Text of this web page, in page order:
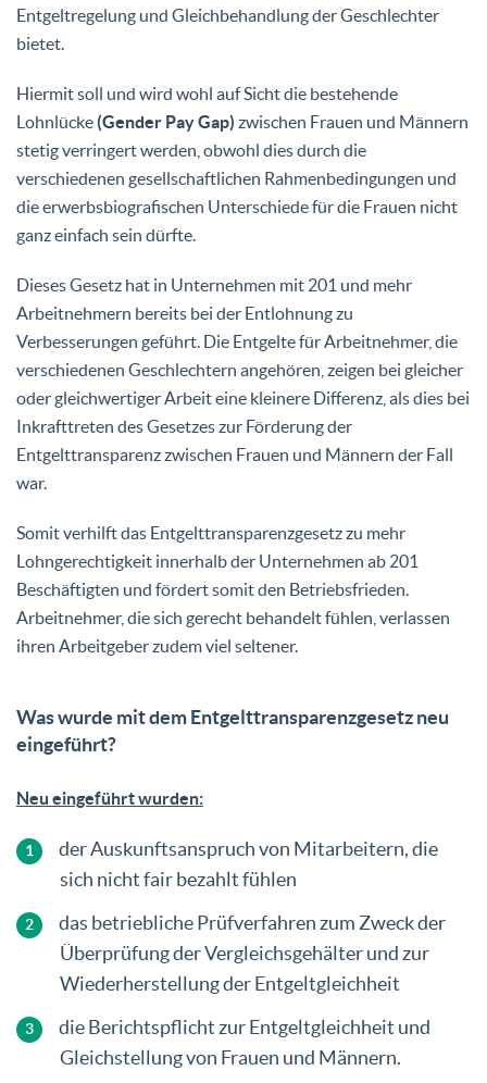
Entgeltregelung und Gleichbehandlung der Geschlechter
bietet.
Hiermit soll und wird wohl auf Sicht die bestehende
Lohnlücke (Gender Pay Gap) zwischen Frauen und Männern
stetig verringert werden, obwohl dies durch die
verschiedenen gesellschaftlichen Rahmenbedingungen und
die erwerbsbiografischen Unterschiede für die Frauen nicht
ganz einfach sein dürfte.
Dieses Gesetz hat in Unternehmen mit 201 und mehr
Arbeitnehmern bereits bei der Entlohnung zu
Verbesserungen geführt. Die Entgelte für Arbeitnehmer, die
verschiedenen Geschlechtern angehören, zeigen bei gleicher
oder gleichwertiger Arbeit eine kleinere Differenz, als dies bei
Inkrafttreten des Gesetzes zur Förderung der
Entgelttransparenz zwischen Frauen und Männern der Fall
war.
Somit verhilft das Entgelttransparenzgesetz zu mehr
Lohngerechtigkeit innerhalb der Unternehmen ab 201
Beschäftigten und fördert somit den Betriebsfrieden.
Arbeitnehmer, die sich gerecht behandelt fühlen, verlassen
ihren Arbeitgeber zudem viel seltener.
Was wurde mit dem Entgelttransparenzgesetz neu
eingeführt?
Neu eingeführt wurden:
der Auskunftsanspruch von Mitarbeitern, die
sich nicht fair bezahlt fühlen
das betriebliche Prüfverfahren zum Zweck der
Überprüfung der Vergleichsgehälter und zur
Wiederherstellung der Entgeltgleichheit
die Berichtspflicht zur Entgeltgleichheit und
Gleichstellung von Frauen und Männern.